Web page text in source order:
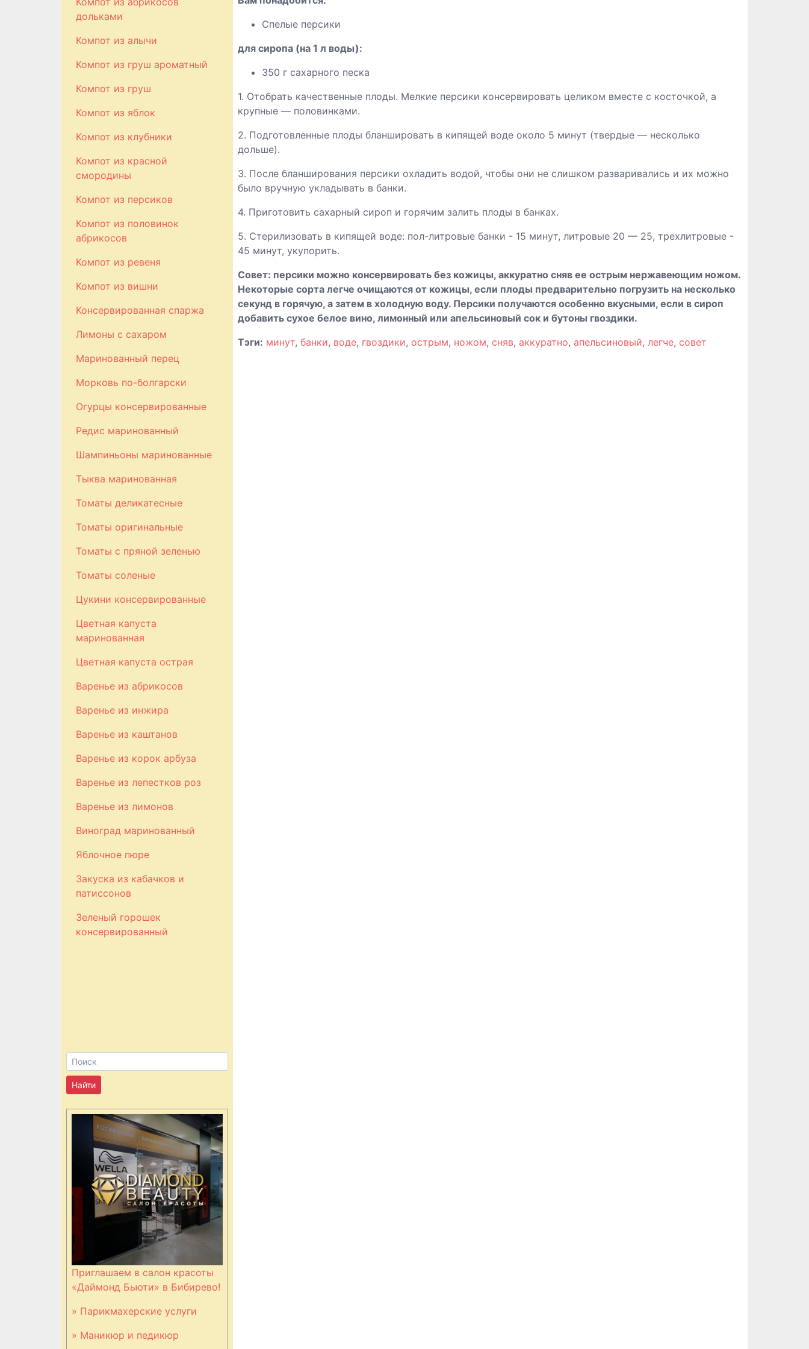
дольками
Компот из алычи
Компот из груш ароматный
Компот из груш
Компот из яблок
Компот из клубники
Компот из красной
смородины
Компот из персиков
Компот из половинок
абрикосов
Компот из ревеня
Компот из вишни
Консервированная спаржа
Лимоны с сахаром
Маринованный перец
Морковь по-болгарски
Огурцы консервированные
Редис маринованный
Шампиньоны маринованные
Тыква маринованная
Томаты деликатесные
Томаты оригинальные
Томаты с пряной зеленью
Томаты соленые
Цукини консервированные
Цветная капуста
маринованная
Цветная капуста острая
Варенье из абрикосов
Варенье из инжира
Варенье из каштанов
Варенье из корок арбуза
Варенье из лепестков роз
Варенье из лимонов
Виноград маринованный
Яблочное пюре
Закуска из кабачков и
патиссонов
Зеленый горошек
консервированный
Приглашаем в салон красоты
«Даймонд Бьюти» в Бибирево!
» Парикмахерские услуги
» Маникюр и педикюр
Спелые персики
для сиропа (на 1 л воды):
350 г сахарного песка
1. Отобрать качественные плоды. Мелкие персики консервировать целиком вместе с косточкой, а
крупные — половинками.
2. Подготовленные плоды бланшировать в кипящей воде около 5 минут (твердые — несколько
дольше).
3. После бланширования персики охладить водой, чтобы они не слишком разваривались и их можно
было вручную укладывать в банки.
4. Приготовить сахарный сироп и горячим залить плоды в банках.
5. Стерилизовать в кипящей воде: пол-литровые банки - 15 минут, литровые 20 — 25, трехлитровые -
45 минут, укупорить.
Совет: персики можно консервировать без кожицы, аккуратно сняв ее острым нержавеющим ножом.
Некоторые сорта легче очищаются от кожицы, если плоды предварительно погрузить на несколько
секунд в горячую, а затем в холодную воду. Персики получаются особенно вкусными, если в сироп
добавить сухое белое вино, лимонный или апельсиновый сок и бутоны гвоздики.
Тэги: минут, банки, воде, гвоздики, острым, ножом, сняв, аккуратно, апельсиновый, легче, совет